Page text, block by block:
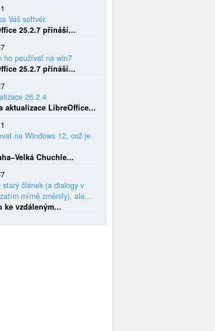
Váš softvér.
25.2.7 přináší...
ho používať na win7
25.2.7 přináší...
26.2.4
aktualizace LibreOffice...
na Windows 12, což je
Chuchle...
starý článek (a dialogy v
mírně změnily), ale...
ke vzdáleným...